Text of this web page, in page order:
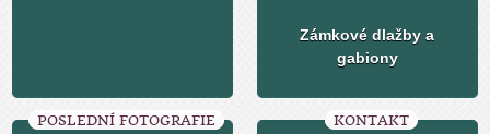
Zámkové dlažby a
gabiony
POSLEDNÍ FOTOGRAFIE KONTAKT